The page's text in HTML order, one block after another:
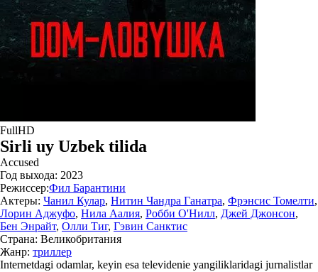
FullHD
Sirli uy Uzbek tilida
Accused
Год выхода: 2023
Режиссер:Фил Барантини
Актеры: Чанил Кулар, Нитин Чандра Ганатра, Фрэнсис Томелти,
Лорин Аджуфо, Нила Аалия, Робби О'Нилл, Джей Джонсон,
Бен Энрайт, Олли Тиг, Гэвин Санктис
Страна: Великобритания
Жанр: триллер
Internetdagi odamlar, keyin esa televidenie yangiliklaridagi jurnalistlar